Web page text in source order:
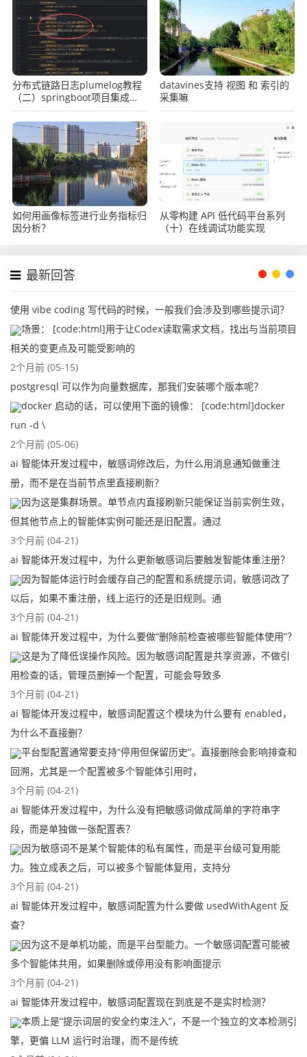
分布式链路日志plumelog教程
（二）springboot项目集成
plumelog
datavines支持 视图 和 索引的
采集嘛
如何用画像标签进行业务指标归
因分析？
从零构建 API 低代码平台系列
（十）在线调试功能实现
最新回答
使用 vibe coding 写代码的时候，一般我们会涉及到哪些提示词？
场景： [code:html]用于让Codex读取需求文档，找出与当前项目
相关的变更点及可能受影响的
2个月前 (05-15)
postgresql 可以作为向量数据库，那我们安装哪个版本呢？
docker 启动的话，可以使用下面的镜像： [code:html]docker
run -d \
2个月前 (05-06)
ai 智能体开发过程中，敏感词修改后，为什么用消息通知做重注
册，而不是在当前节点里直接刷新？
因为这是集群场景。单节点内直接刷新只能保证当前实例生效，
但其他节点上的智能体实例可能还是旧配置。通过
3个月前 (04-21)
ai 智能体开发过程中，为什么更新敏感词后要触发智能体重注册？
因为智能体运行时会缓存自己的配置和系统提示词，敏感词改了
以后，如果不重注册，线上运行的还是旧规则。通
3个月前 (04-21)
ai 智能体开发过程中，为什么要做“删除前检查被哪些智能体使用”？
这是为了降低误操作风险。因为敏感词配置是共享资源，不做引
用检查的话，管理员删掉一个配置，可能会导致多
3个月前 (04-21)
ai 智能体开发过程中，敏感词配置这个模块为什么要有 enabled，
为什么不直接删？
平台型配置通常要支持“停用但保留历史”。直接删除会影响排查和
回溯，尤其是一个配置被多个智能体引用时，
3个月前 (04-21)
ai 智能体开发过程中，为什么没有把敏感词做成简单的字符串字
段，而是单独做一张配置表？
因为敏感词不是某个智能体的私有属性，而是平台级可复用能
力。独立成表之后，可以被多个智能体复用，支持分
3个月前 (04-21)
ai 智能体开发过程中，敏感词配置为什么要做 usedWithAgent 反
查？
因为这不是单机功能，而是平台型能力。一个敏感词配置可能被
多个智能体共用，如果删除或停用没有影响面提示
3个月前 (04-21)
ai 智能体开发过程中，敏感词配置现在到底是不是实时检测？
本质上是“提示词层的安全约束注入”，不是一个独立的文本检测引
擎，更偏 LLM 运行时治理，而不是传统